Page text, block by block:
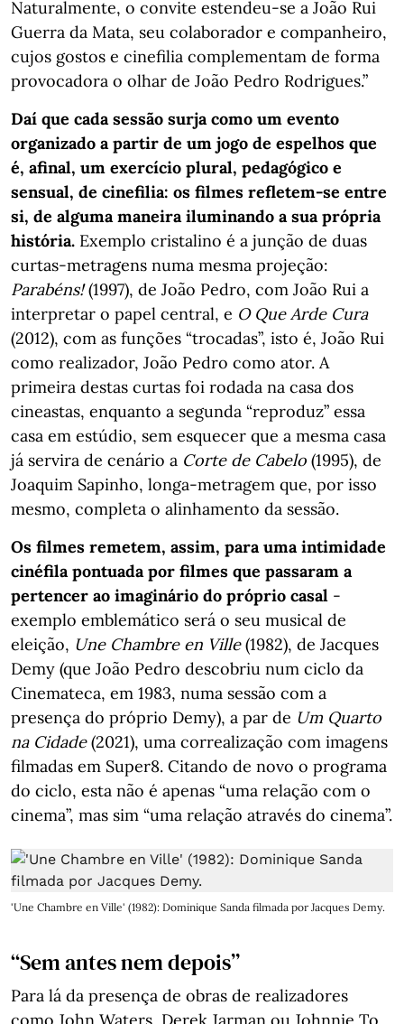
Naturalmente, o convite estendeu-se a João Rui
Guerra da Mata, seu colaborador e companheiro,
cujos gostos e cinefilia complementam de forma
provocadora o olhar de João Pedro Rodrigues.”
Daí que cada sessão surja como um evento
organizado a partir de um jogo de espelhos que
é, afinal, um exercício plural, pedagógico e
sensual, de cinefilia: os filmes refletem-se entre
si, de alguma maneira iluminando a sua própria
história. Exemplo cristalino é a junção de duas
curtas-metragens numa mesma projeção:
Parabéns!(1997), de João Pedro, com João Rui a
interpretar o papel central, e O Que Arde Cura
(2012), com as funções “trocadas”, isto é, João Rui
como realizador, João Pedro como ator. A
primeira destas curtas foi rodada na casa dos
cineastas, enquanto a segunda “reproduz” essa
casa em estúdio, sem esquecer que a mesma casa
já servira de cenário a Corte de Cabelo (1995), de
Joaquim Sapinho, longa-metragem que, por isso
mesmo, completa o alinhamento da sessão.
Os filmes remetem, assim, para uma intimidade
cinéfila pontuada por filmes que passaram a
pertencer ao imaginário do próprio casal -
exemplo emblemático será o seu musical de
eleição, Une Chambre en Ville(1982), de Jacques
Demy (que João Pedro descobriu num ciclo da
Cinemateca, em 1983, numa sessão com a
presença do próprio Demy), a par de Um Quarto
na Cidade(2021), uma correalização com imagens
filmadas em Super8. Citando de novo o programa
do ciclo, esta não é apenas “uma relação com o
cinema”, mas sim “uma relação através do cinema”.
'Une Chambre en Ville' (1982): Dominique Sanda filmada por Jacques Demy.
“Sem antes nem depois”
Para lá da presença de obras de realizadores
como John Waters, Derek Jarman ou Johnnie To,